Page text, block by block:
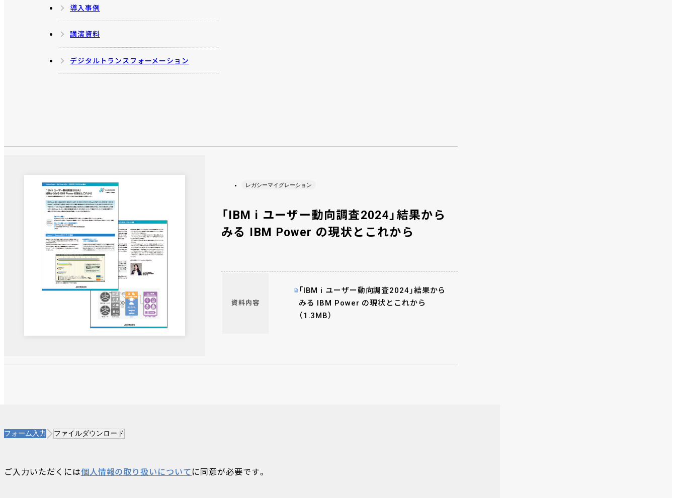
導入事例
講演資料
デジタルトランスフォーメーション
レガシーマイグレーション
「IBM i ユーザー動向調査2024」結果から
みる IBM Power の現状とこれから
資料内容
「IBM i ユーザー動向調査2024」結果から
みる IBM Power の現状とこれから
（1.3MB）
フォーム入力 ファイルダウンロード
ご入力いただくには個人情報の取り扱いについて に同意が必要です。